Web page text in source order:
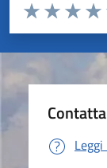
Valuta da 1 a 5
Valuta
Valuta 2
Valuta 1 stelle